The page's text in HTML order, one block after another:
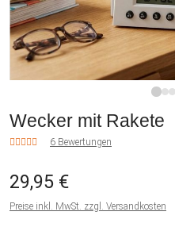
Wecker mit Rakete
6 Bewertungen
29,95 €
Preise inkl. MwSt. zzgl. Versandkosten